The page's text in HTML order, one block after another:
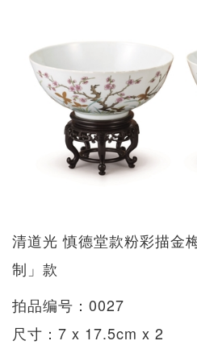
清道光 慎德堂款粉彩描金
制」款
拍品编号：0027
尺寸：7 x 17.5cm x 2